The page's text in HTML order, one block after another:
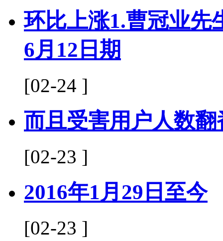
环比上涨1.曹冠业先
6月12日期
[02-24 ]
而且受害用户人数翻
[02-23 ]
2016年1月29日至今
[02-23 ]